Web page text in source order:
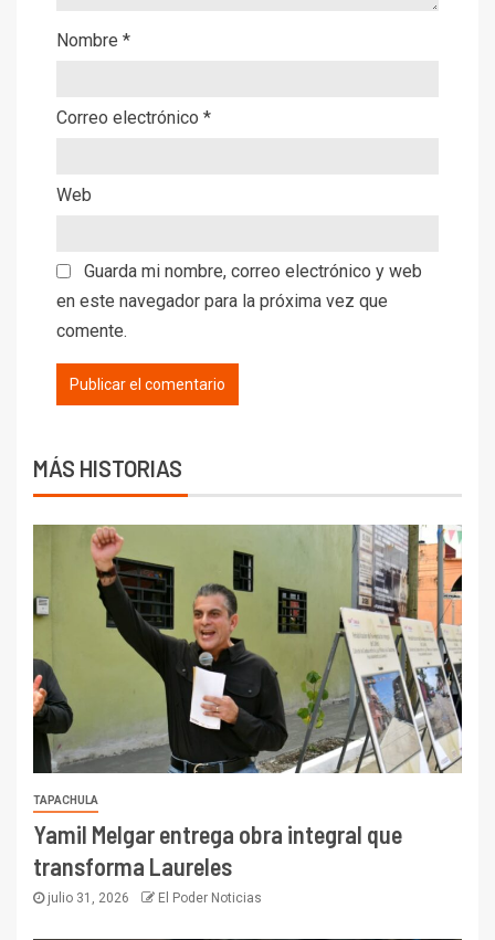
Nombre *
Correo electrónico *
Web
Guarda mi nombre, correo electrónico y web
en este navegador para la próxima vez que
comente.
MÁS HISTORIAS
TAPACHULA
Yamil Melgar entrega obra integral que
transforma Laureles
julio 31, 2026 El Poder Noticias